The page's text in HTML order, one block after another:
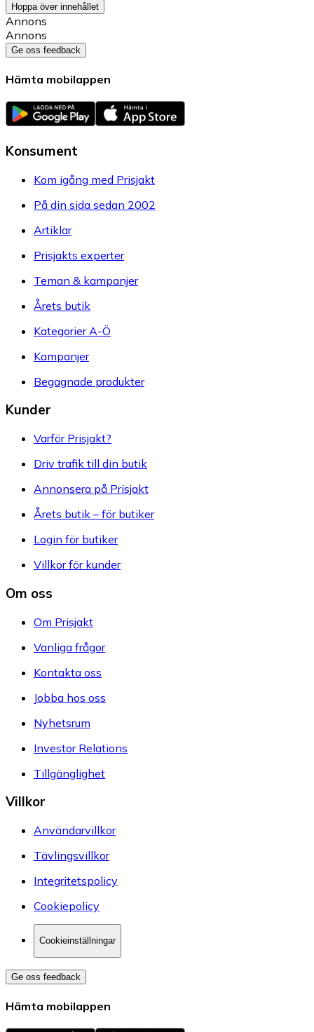
Hoppa över innehållet
Annons
Annons
Ge oss feedback
Hämta mobilappen
Konsument
Kom igång med Prisjakt
På din sida sedan 2002
Artiklar
Prisjakts experter
Teman & kampanjer
Årets butik
Kategorier A-Ö
Kampanjer
Begagnade produkter
Kunder
Varför Prisjakt?
Driv trafik till din butik
Annonsera på Prisjakt
Årets butik – för butiker
Login för butiker
Villkor för kunder
Om oss
Om Prisjakt
Vanliga frågor
Kontakta oss
Jobba hos oss
Nyhetsrum
Investor Relations
Tillgänglighet
Villkor
Användarvillkor
Tävlingsvillkor
Integritetspolicy
Cookiepolicy
Cookieinställningar
Ge oss feedback
Hämta mobilappen